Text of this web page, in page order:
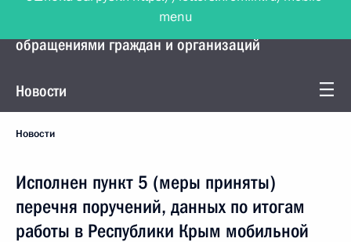
Управление Президента по работе с
обращениями граждан и организаций
Новости
Новости
Исполнен пункт 5 (меры приняты)
перечня поручений, данных по итогам
работы в Республики Крым мобильной
menu